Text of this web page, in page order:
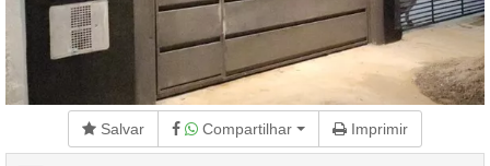
Salvar Compartilhar Imprimir